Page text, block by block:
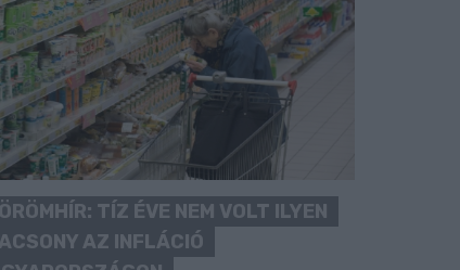
TÍZ ÉVE NEM VOLT ILYEN
AZ INFLÁCIÓ